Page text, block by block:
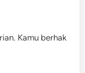
Kamu berhak